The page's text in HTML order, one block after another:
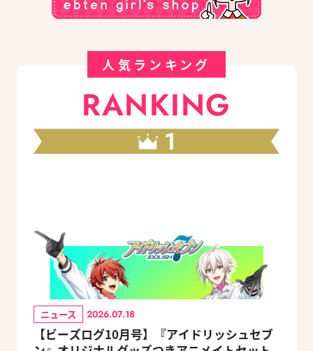
人気ランキング
RANKING
1
ニュース 2026.07.18
【ビーズログ10月号】『アイドリッシュセブ